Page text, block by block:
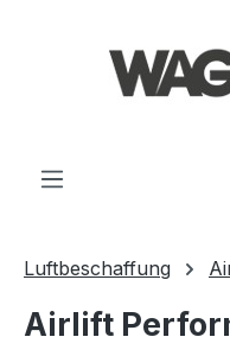
Luftbeschaffung
Airlift